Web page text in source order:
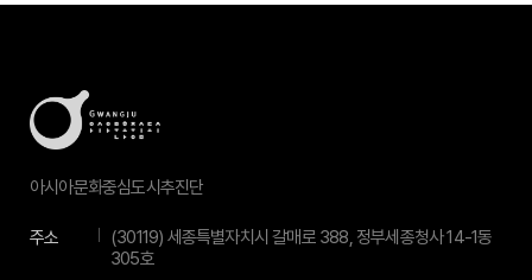
아시아문화중심도시추진단
주소
(30119) 세종특별자치시 갈매로 388, 정부세종청사 14-1동
305호